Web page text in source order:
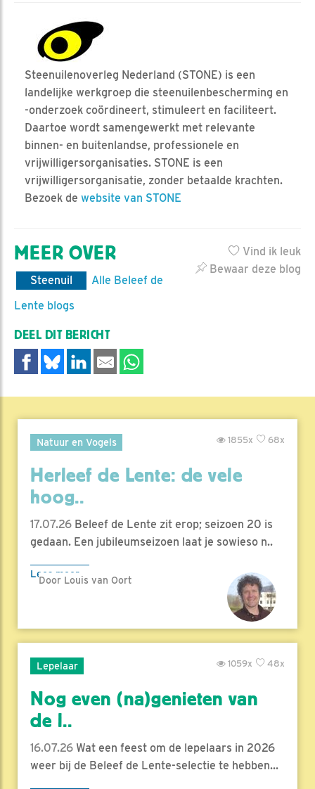
Steenuilenoverleg Nederland (STONE) is een
landelijke werkgroep die steenuilenbescherming en
-onderzoek coördineert, stimuleert en faciliteert.
Daartoe wordt samengewerkt met relevante
binnen- en buitenlandse, professionele en
vrijwilligersorganisaties. STONE is een
vrijwilligersorganisatie, zonder betaalde krachten.
Bezoek de website van STONE
Vind ik leuk
Bewaar deze blog
MEER OVER
Steenuil
Alle Beleef de
Lente blogs
DEEL DIT BERICHT
Natuur en Vogels 68x
1855x
Herleef de Lente: de vele
hoog..
17.07.26 Beleef de Lente zit erop; seizoen 20 is
gedaan. Een jubileumseizoen laat je sowieso n..
Lees meer
Door Louis van Oort
Lepelaar 48x
1059x
Nog even (na)genieten van
de l..
16.07.26 Wat een feest om de lepelaars in 2026
weer bij de Beleef de Lente-selectie te hebben...